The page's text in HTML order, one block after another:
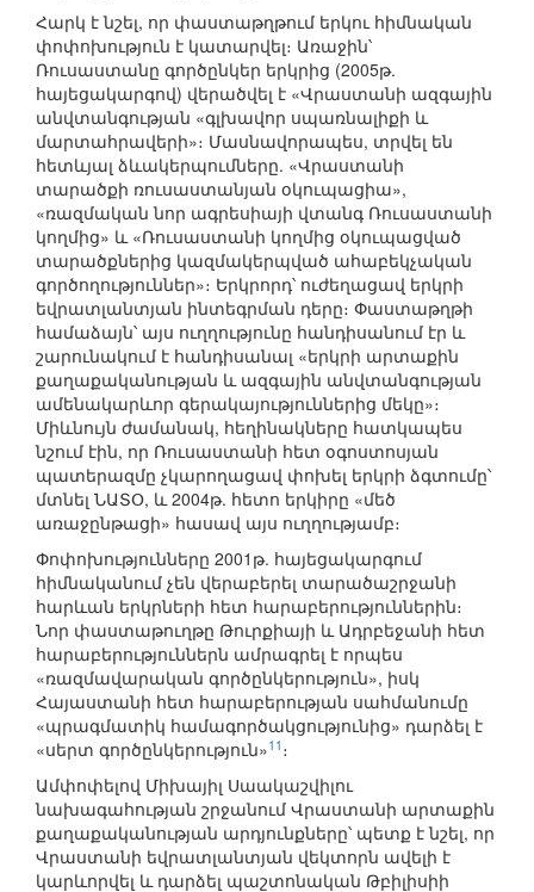
Հարկ է նշել, որ փաստաթղթում երկու հիմնական
փոփոխություն է կատարվել։ Առաջին՝
Ռուսաստանը գործընկեր երկրից (2005թ.
հայեցակարգով) վերածվել է «Վրաստանի ազգային
անվտանգության «գլխավոր սպառնալիքի և
մարտահրավերի»։ Մասնավորապես, տրվել են
հետևյալ ձևակերպումները. «Վրաստանի
տարածքի ռուսաստանյան օկուպացիա»,
«ռազմական նոր ագրեսիայի վտանգ Ռուսաստանի
կողմից» և «Ռուսաստանի կողմից օկուպացված
տարածքներից կազմակերպված ահաբեկչական
գործողություններ»։ Երկրորդ՝ ուժեղացավ երկրի
եվրատլանտյան ինտեգրման դերը։ Փաստաթղթի
համաձայն՝ այս ուղղությունը հանդիսանում էր և
շարունակում է հանդիսանալ «երկրի արտաքին
քաղաքականության և ազգային անվտանգության
ամենակարևոր գերակայություններից մեկը»։
Միևնույն ժամանակ, հեղինակները հատկապես
նշում էին, որ Ռուսաստանի հետ օգոստոսյան
պատերազմը չկարողացավ փոխել երկրի ձգտումը՝
մտնել ՆԱՏՕ, և 2004թ. հետո երկիրը «մեծ
առաջընթացի» հասավ այս ուղղությամբ։
Փոփոխությունները 2001թ. հայեցակարգում
հիմնականում չեն վերաբերել տարածաշրջանի
հարևան երկրների հետ հարաբերություններին։
Նոր փաստաթուղթը Թուրքիայի և Ադրբեջանի հետ
հարաբերություններն ամրագրել է որպես
«ռազմավարական գործընկերություն», իսկ
Հայաստանի հետ հարաբերության սահմանումը
«պրագմատիկ համագործակցությունից» դարձել է
«սերտ գործընկերություն»11 ։
Ամփոփելով Միխայիլ Սաակաշվիլու
նախագահության շրջանում Վրաստանի արտաքին
քաղաքականության արդյունքները՝ պետք է նշել, որ
Վրաստանի եվրատլանտյան վեկտորն ավելի է
կարևորվել և դարձել պաշտոնական Թբիլիսիի